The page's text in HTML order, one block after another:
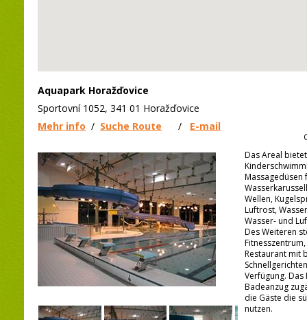
Aquapark Horažďovice
Sportovní 1052, 341 01 Horažďovice
Mehr info / Suche Route / E-mail
Das Areal
Massagedüsen
Wellen,
Luftrost,
Wasser- und
Des Weiteren
Restaurant mit
Verfügung. Das
Badeanzug
die Gäste die
nutzen.